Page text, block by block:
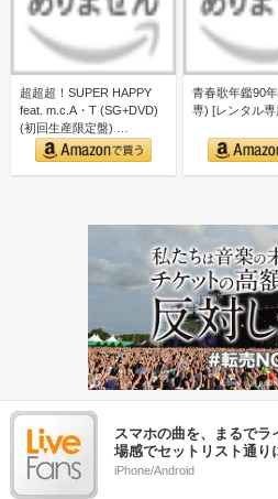
超超超！SUPER HAPPY
feat. m.c.A・T (SG+DVD)
(初回生産限定盤) …
青春歌年鑑90
専) [レンタル専
スマホの曲を、まるで
場感でセットリスト通り
iPhone/Android